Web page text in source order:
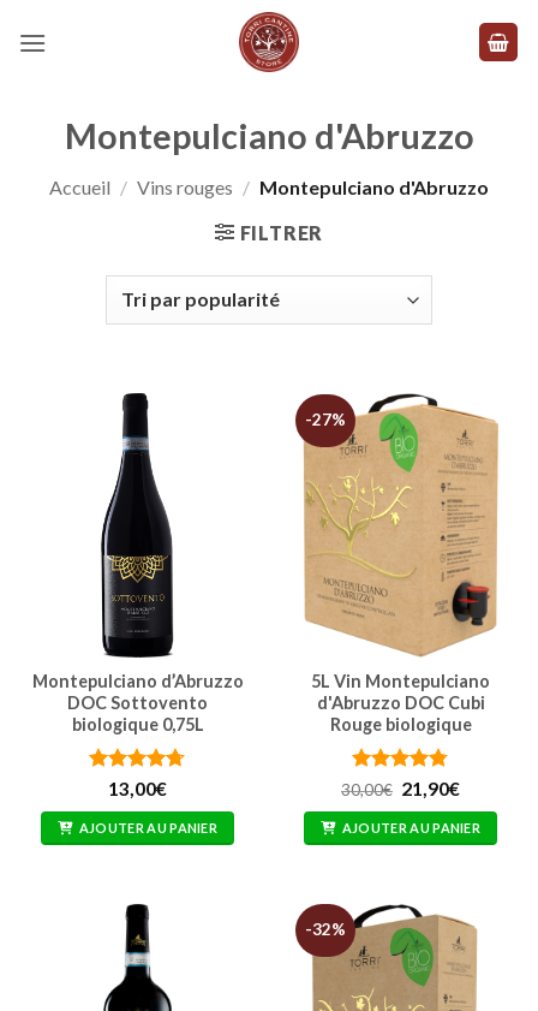
Montepulciano d'Abruzzo
Accueil / Vins rouges / Montepulciano d'Abruzzo
FILTRER
Montepulciano d’Abruzzo
DOC Sottovento
biologique 0,75L
Note4.71
13,00€
AJOUTER AU PANIER
-27%
5L Vin Montepulciano
d'Abruzzo DOC Cubi
Rouge biologique
Note 4.74
30,00€ Le
prix
initial
était :
21,90€Le
actuel
est :
AJOUTER AU PANIER
-32%